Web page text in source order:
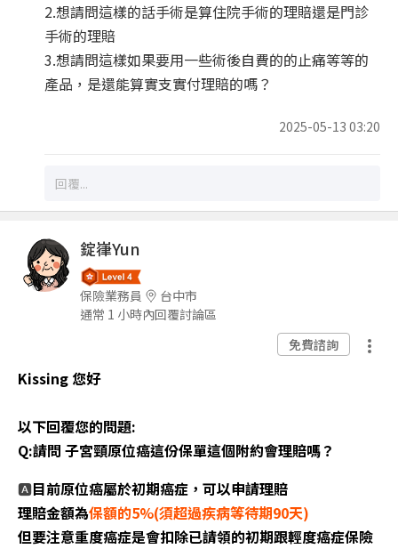
2.想請問這樣的話手術是算住院手術的理賠還是門診
手術的理賠
3.想請問這樣如果要用一些術後自費的的止痛等等的
產品，是還能算實支實付理賠的嗎？
2025-05-13 03:20
錠嵂Yun
保險業務員
台中市
通常 1 小時內回覆討論區
免費諮詢
Kissing 您好
以下回覆您的問題:
Q:請問 子宮頸原位癌這份保單這個附約會理賠嗎？
🅰️目前原位癌屬於初期癌症，可以申請理賠
理賠金額為保額的5%(須超過疾病等待期90天)
但要注意重度癌症是會扣除已請領的初期跟輕度癌症保險